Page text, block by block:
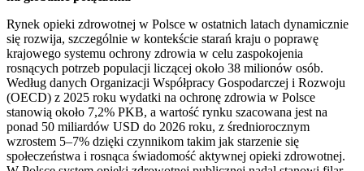
Rynek opieki zdrowotnej w Polsce w ostatnich latach dynamicznie
się rozwija, szczególnie w kontekście starań kraju o poprawę
krajowego systemu ochrony zdrowia w celu zaspokojenia
rosnących potrzeb populacji liczącej około 38 milionów osób.
Według danych Organizacji Współpracy Gospodarczej i Rozwoju
(OECD) z 2025 roku wydatki na ochronę zdrowia w Polsce
stanowią około 7,2% PKB, a wartość rynku szacowana jest na
ponad 50 miliardów USD do 2026 roku, z średniorocznym
wzrostem 5–7% dzięki czynnikom takim jak starzenie się
społeczeństwa i rosnąca świadomość aktywnej opieki zdrowotnej.